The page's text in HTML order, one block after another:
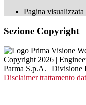
Pagina visualizzata
Sezione Copyright
Copyright 2026 |
Parma S.p.A. | Divisione
Disclaimer trattamento